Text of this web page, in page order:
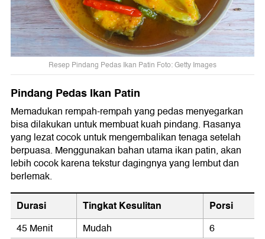
Resep Pindang Pedas Ikan Patin Foto: Getty Images
Pindang Pedas Ikan Patin
Memadukan rempah-rempah yang pedas menyegarkan
bisa dilakukan untuk membuat kuah pindang. Rasanya
yang lezat cocok untuk mengembalikan tenaga setelah
berpuasa. Menggunakan bahan utama ikan patin, akan
lebih cocok karena tekstur dagingnya yang lembut dan
berlemak.
Durasi Tingkat Kesulitan Porsi
45 Menit Mudah 6